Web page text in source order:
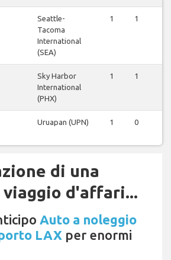
Seattle-
Tacoma
International
(SEA)
1 1
Sky Harbor
International
(PHX)
1 1
Uruapan (UPN) 1 0
di una
viaggio d'affari...
Auto a noleggio
LAX per enormi